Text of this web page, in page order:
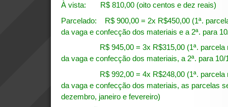
À vista: R$ 810,00 (oito centos e dez reais)
Parcelado: R$ 900,00 = 2x R$450,00 (1ª.
da vaga e confecção dos materiais e a 2ª. para
R$ 945,00 = 3x R$315,00 (1ª. parcela na
da vaga e confecção dos materiais, a 2ª. para 10/
R$ 992,00 = 4x R$248,00 (1ª. parcela na
da vaga e confecção dos materiais, as
dezembro, janeiro e fevereiro)